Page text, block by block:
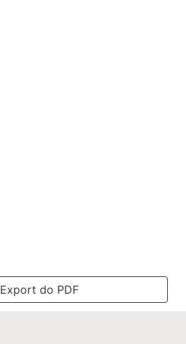
Export do PDF